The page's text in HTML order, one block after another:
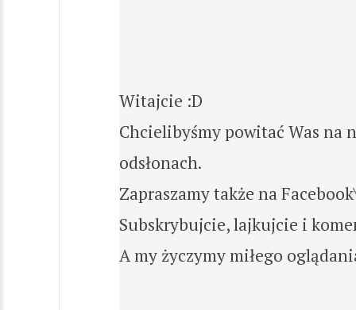
Witajcie :D
Chcielibyśmy powitać Was na
odsłonach.
Zapraszamy także na
Subskrybujcie, lajkujcie i
A my życzymy miłego